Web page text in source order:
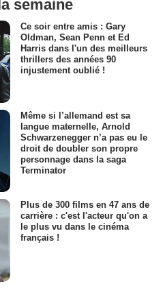
semaine
Ce soir entre amis : Gary
Oldman, Sean Penn et Ed
Harris dans l'un des meilleurs
thrillers des années 90
injustement oublié !
Même si l’allemand est sa
langue maternelle, Arnold
Schwarzenegger n’a pas eu le
droit de doubler son propre
personnage dans la saga
Terminator
Plus de 300 films en 47 ans de
carrière : c'est l'acteur qu'on a
le plus vu dans le cinéma
français !